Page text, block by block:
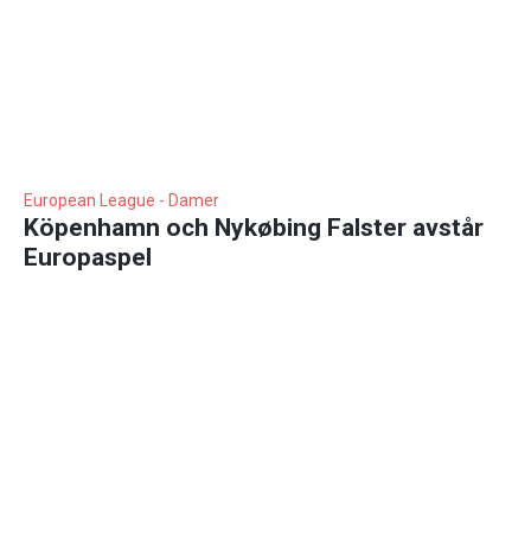
European League - Damer
Köpenhamn och Nykøbing Falster avstår
Europaspel